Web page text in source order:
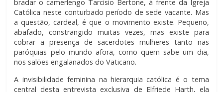
bradar o camerlengo Tarcisio Bertone, à frente da Igreja
Católica neste conturbado período de sede vacante. Mas
a questão, cardeal, é que o movimento existe. Pequeno,
abafado, constrangido muitas vezes, mas existe para
cobrar a presença de sacerdotes mulheres tanto nas
paróquias pelo mundo afora, como quem sabe um dia,
nos salões engalanados do Vaticano.
A invisibilidade feminina na hierarquia católica é o tema
central desta entrevista exclusiva de Elfriede Harth, ela